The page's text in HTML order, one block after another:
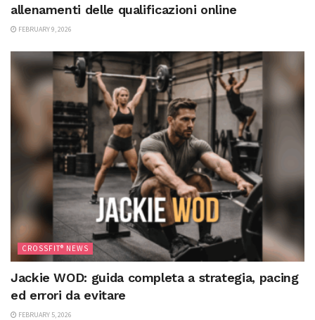
allenamenti delle qualificazioni online
FEBRUARY 9, 2026
CROSSFIT® NEWS
Jackie WOD: guida completa a strategia, pacing
ed errori da evitare
FEBRUARY 5, 2026